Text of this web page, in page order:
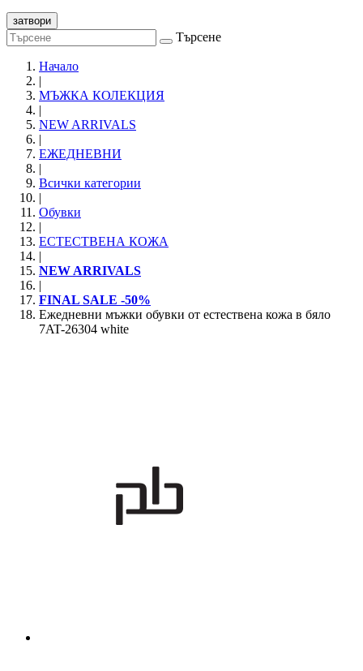
затвори
Търсене
Начало
|
МЪЖКА КОЛЕКЦИЯ
|
NEW ARRIVALS
|
ЕЖЕДНЕВНИ
|
Всички категории
|
Обувки
|
ЕСТЕСТВЕНА КОЖА
|
NEW ARRIVALS
|
FINAL SALE -50%
Ежедневни мъжки обувки от естествена кожа в бяло
7AT-26304 white